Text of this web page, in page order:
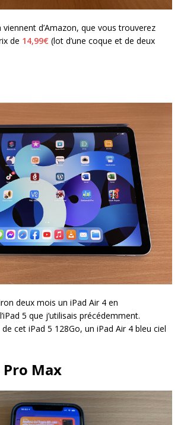
d’Amazon, que vous trouverez
de 14,99€ (lot d’une coque et de deux
deux mois un iPad Air 4 en
5 que j’utilisais précédemment.
de cet iPad 5 128Go, un iPad Air 4 bleu ciel
Max